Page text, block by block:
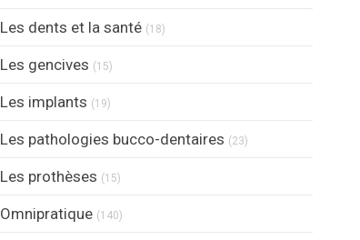
Les dents et la santé (18)
Les gencives (15)
Les implants (19)
Les pathologies bucco-dentaires (23)
Les prothèses (15)
Omnipratique (140)